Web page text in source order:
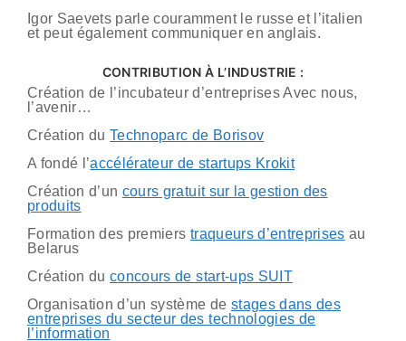
Igor Saevets parle couramment le russe et l’italien
et peut également communiquer en anglais.
CONTRIBUTION À L’INDUSTRIE :
Création de l’incubateur d’entreprises Avec nous,
l’avenir…
Création duTechnoparc de Borisov
A fondé l’accélérateur de startups Krokit
Création d’un cours gratuit sur la gestion des
produits
Formation des premiers traqueurs d’entreprises au
Belarus
Création duconcours de start-ups SUIT
Organisation d’un système de stages dans des
entreprises du secteur des technologies de
l’information